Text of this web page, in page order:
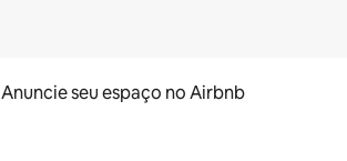
Anuncie seu espaço no Airbnb